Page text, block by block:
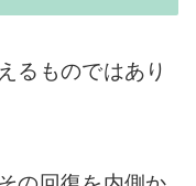
るものではあり